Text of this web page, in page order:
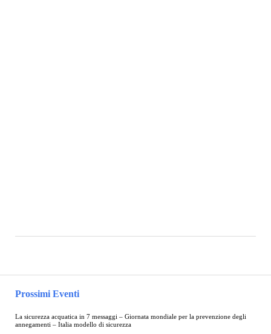
Prossimi Eventi
La sicurezza acquatica in 7 messaggi – Giornata mondiale per la prevenzione degli
annegamenti – Italia modello di sicurezza